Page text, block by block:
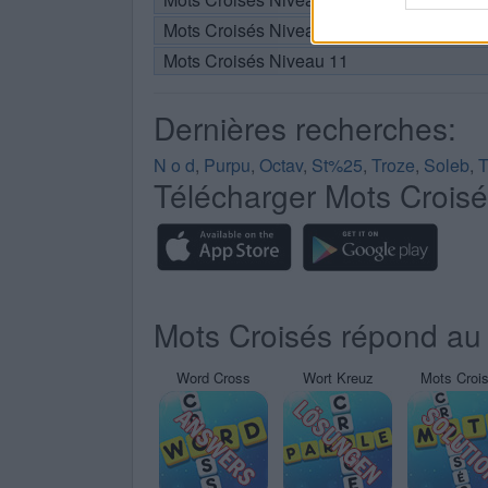
Mots Croisés Niveau 10
Mots Croisés Niveau 11
Dernières recherches:
N o d, Purpu, Octav, St%25, Troze, Soleb,
Télécharger Mots
Mots Croisés répond
Word Cross Wort Kreuz Mots